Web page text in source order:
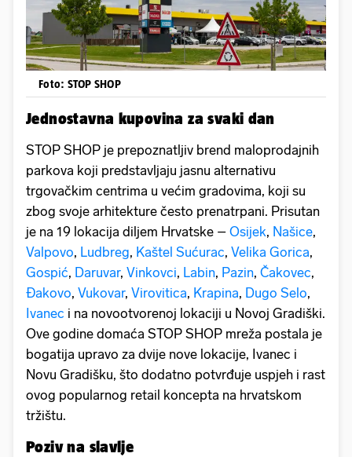
Foto: STOP SHOP
Jednostavna kupovina za svaki dan
STOP SHOP je prepoznatljiv brend maloprodajnih
parkova koji predstavljaju jasnu alternativu
trgovačkim centrima u većim gradovima, koji su
zbog svoje arhitekture često prenatrpani. Prisutan
je na 19 lokacija diljem Hrvatske – Osijek, Našice,
Valpovo, Ludbreg, Kaštel Sućurac, Velika Gorica,
Gospić, Daruvar, Vinkovci, Labin, Pazin, Čakovec,
Đakovo, Vukovar, Virovitica, Krapina, Dugo Selo,
Ivanec i na novootvorenoj lokaciji u Novoj Gradiški.
Ove godine domaća STOP SHOP mreža postala je
bogatija upravo za dvije nove lokacije, Ivanec i
Novu Gradišku, što dodatno potvrđuje uspjeh i rast
ovog popularnog retail koncepta na hrvatskom
tržištu.
Poziv na slavlje